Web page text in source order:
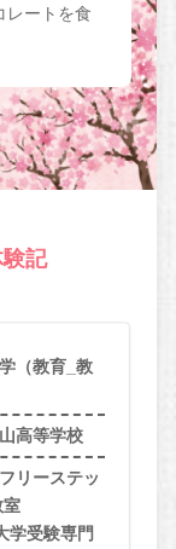
レートを食
記
（教育_教
高等学校
リーステッ
室
学受験専門